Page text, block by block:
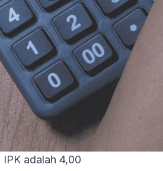
ada istilah IPS dan IPK.
nilai yang diperoleh
Nilai tersebut didapatkan
nilai mata kuliah kemudian
Sementara itu, IPK
seluruh IPS dibagi jumlah
ditempuh mahasiswa. Skor
adalah 4,00